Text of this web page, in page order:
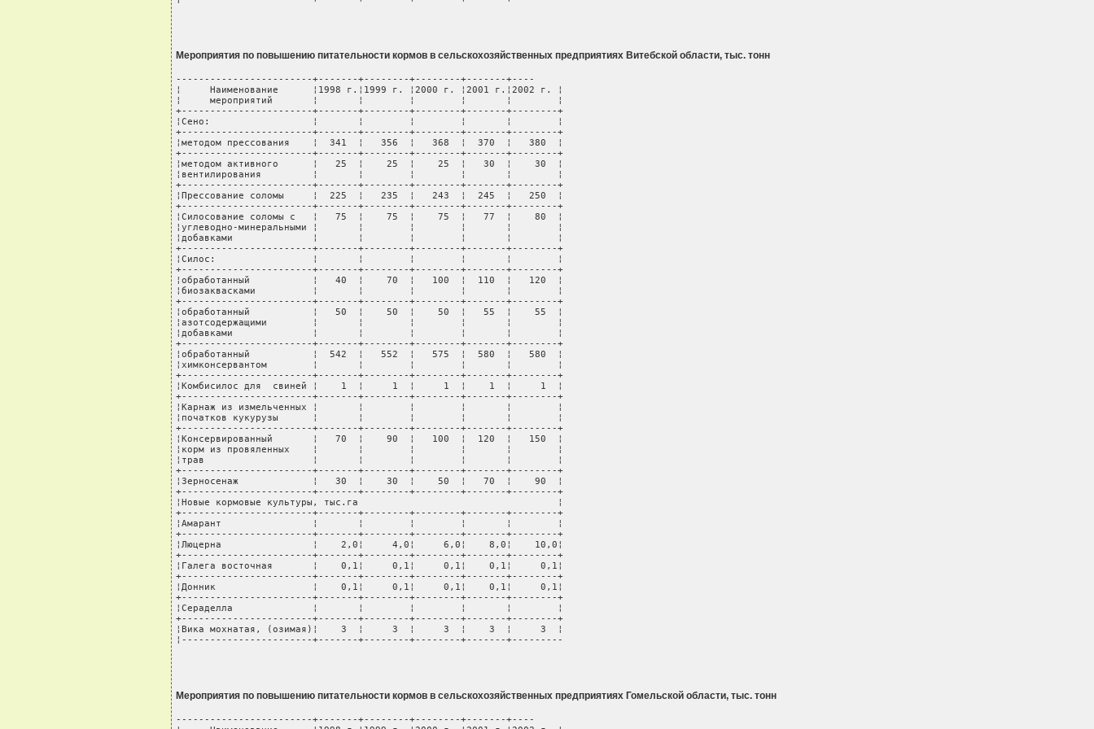
Мероприятия по повышению питательности кормов в сельскохозяйственных предприятиях Витебской области, тыс. тонн
------------------------+-------+--------+--------+-------+----
¦     Наименование      ¦1998 г.¦1999 г. ¦2000 г. ¦2001 г.¦2002 г. ¦
¦     мероприятий       ¦       ¦        ¦        ¦       ¦        ¦
+-----------------------+-------+--------+--------+-------+--------+
¦Сено:                  ¦       ¦        ¦        ¦       ¦        ¦
+-----------------------+-------+--------+--------+-------+--------+
¦методом прессования    ¦  341  ¦   356  ¦   368  ¦  370  ¦   380  ¦
+-----------------------+-------+--------+--------+-------+--------+
¦методом активного      ¦   25  ¦    25  ¦    25  ¦   30  ¦    30  ¦
¦вентилирования         ¦       ¦        ¦        ¦       ¦        ¦
+-----------------------+-------+--------+--------+-------+--------+
¦Прессование соломы     ¦  225  ¦   235  ¦   243  ¦  245  ¦   250  ¦
+-----------------------+-------+--------+--------+-------+--------+
¦Силосование соломы с   ¦   75  ¦    75  ¦    75  ¦   77  ¦    80  ¦
¦углеводно-минеральными ¦       ¦        ¦        ¦       ¦        ¦
¦добавками              ¦       ¦        ¦        ¦       ¦        ¦
+-----------------------+-------+--------+--------+-------+--------+
¦Силос:                 ¦       ¦        ¦        ¦       ¦        ¦
+-----------------------+-------+--------+--------+-------+--------+
¦обработанный           ¦   40  ¦    70  ¦   100  ¦  110  ¦   120  ¦
¦биозаквасками          ¦       ¦        ¦        ¦       ¦        ¦
+-----------------------+-------+--------+--------+-------+--------+
¦обработанный           ¦   50  ¦    50  ¦    50  ¦   55  ¦    55  ¦
¦азотсодержащими        ¦       ¦        ¦        ¦       ¦        ¦
¦добавками              ¦       ¦        ¦        ¦       ¦        ¦
+-----------------------+-------+--------+--------+-------+--------+
¦обработанный           ¦  542  ¦   552  ¦   575  ¦  580  ¦   580  ¦
¦химконсервантом        ¦       ¦        ¦        ¦       ¦        ¦
+-----------------------+-------+--------+--------+-------+--------+
¦Комбисилос для  свиней ¦    1  ¦     1  ¦     1  ¦    1  ¦     1  ¦
+-----------------------+-------+--------+--------+-------+--------+
¦Карнаж из измельченных ¦       ¦        ¦        ¦       ¦        ¦
¦початков кукурузы      ¦       ¦        ¦        ¦       ¦        ¦
+-----------------------+-------+--------+--------+-------+--------+
¦Консервированный       ¦   70  ¦    90  ¦   100  ¦  120  ¦   150  ¦
¦корм из провяленных    ¦       ¦        ¦        ¦       ¦        ¦
¦трав                   ¦       ¦        ¦        ¦       ¦        ¦
+-----------------------+-------+--------+--------+-------+--------+
¦Зерносенаж             ¦   30  ¦    30  ¦    50  ¦   70  ¦    90  ¦
+-----------------------+-------+--------+--------+-------+--------+
¦Новые кормовые культуры, тыс.га                                   ¦
+-----------------------+-------+--------+--------+-------+--------+
¦Амарант                ¦       ¦        ¦        ¦       ¦        ¦
+-----------------------+-------+--------+--------+-------+--------+
¦Люцерна                ¦    2,0¦     4,0¦     6,0¦    8,0¦    10,0¦
+-----------------------+-------+--------+--------+-------+--------+
¦Галега восточная       ¦    0,1¦     0,1¦     0,1¦    0,1¦     0,1¦
+-----------------------+-------+--------+--------+-------+--------+
¦Донник                 ¦    0,1¦     0,1¦     0,1¦    0,1¦     0,1¦
+-----------------------+-------+--------+--------+-------+--------+
¦Сераделла              ¦       ¦        ¦        ¦       ¦        ¦
+-----------------------+-------+--------+--------+-------+--------+
¦Вика мохнатая, (озимая)¦    3  ¦     3  ¦     3  ¦    3  ¦     3  ¦
¦-----------------------+-------+--------+--------+-------+---------
Мероприятия по повышению питательности кормов в сельскохозяйственных предприятиях Гомельской области, тыс. тонн
------------------------+-------+--------+--------+-------+----